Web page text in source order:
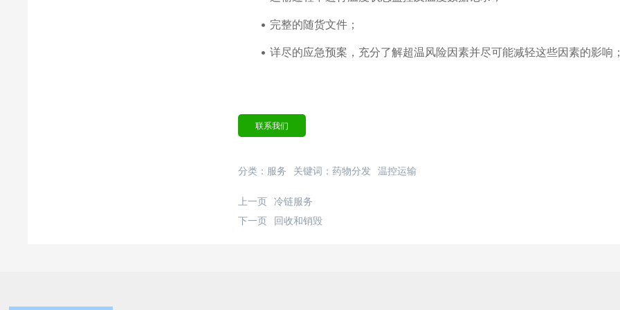
• 完整的随货文件；
• 详尽的应急预案，充分了解超温风险因素并尽可能减轻这些因素的影响
联系我们
分类： 服务 关键词： 药物分发 温控运输
上一页
冷链服务
下一页
回收和销毁